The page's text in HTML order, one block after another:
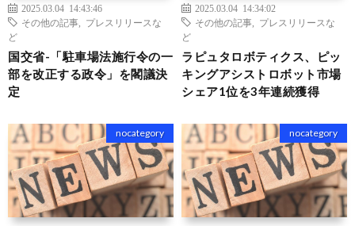
2025.03.04 14:43:46
その他の記事
プレスリリースな
ど
国交省-「駐車場法施行令の一
部を改正する政令」を閣議決
定
2025.03.04 14:34:02
その他の記事
プレスリリースな
ど
ラピュタロボティクス、ピッ
キングアシストロボット市場
シェア1位を3年連続獲得
nocategory nocategory